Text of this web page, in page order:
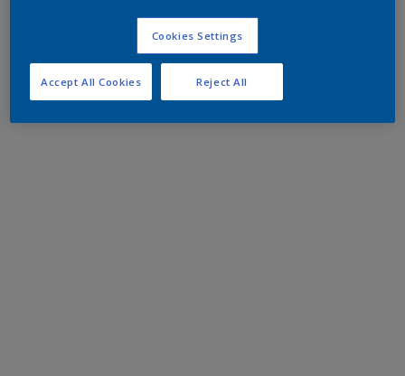
Cookies Settings
Reject All
Accept All Cookies